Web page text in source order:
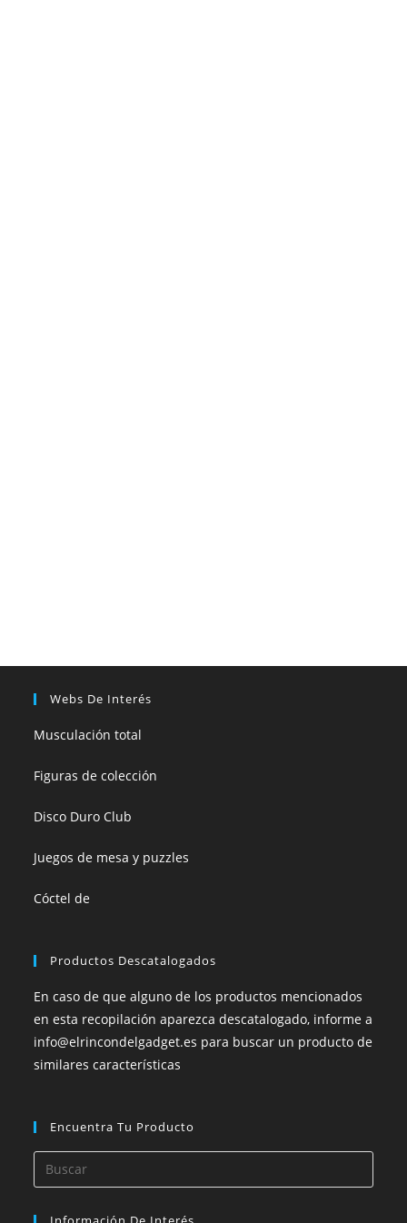
Webs De Interés
Musculación total
Figuras de colección
Disco Duro Club
Juegos de mesa y puzzles
Cóctel de
Productos Descatalogados
En caso de que alguno de los productos mencionados
en esta recopilación aparezca descatalogado, informe a
info@elrincondelgadget.es para buscar un producto de
similares características
Encuentra Tu Producto